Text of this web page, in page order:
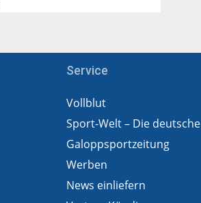
Service
Vollblut
Sport-Welt – Die deutsche
Galoppsportzeitung
Werben
News einliefern